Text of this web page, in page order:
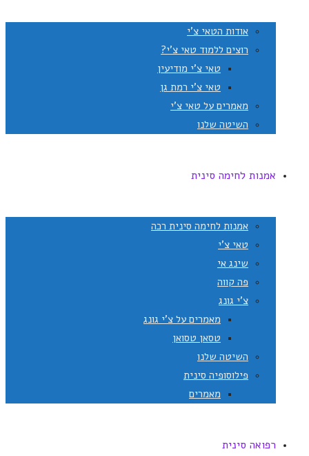
אודות הטאי צ'י
רוצים ללמוד טאי צ'י?
טאי צ'י מודיעין
טאי צ'י רמת גן
מאמרים על טאי צ'י
השיטה שלנו
אמנות לחימה סינית
אמנות לחימה סינית רכה
טאי צ'י
שינג אי
פה קווה
צ'י גונג
מאמרים על צ'י גונג
טסאן טסואן
השיטה שלנו
פילוסופיה סינית
מאמרים
רפואה סינית